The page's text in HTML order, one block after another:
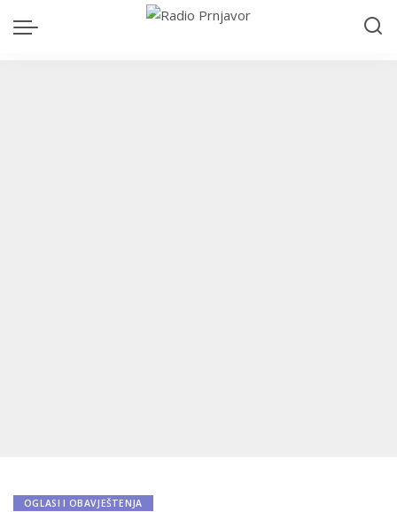
OGLASI I OBAVJEŠTENJA